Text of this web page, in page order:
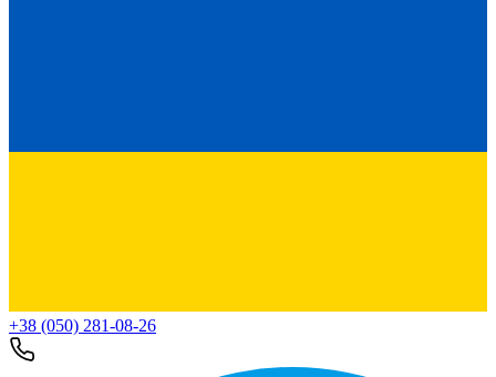
+38 (050) 281-08-26